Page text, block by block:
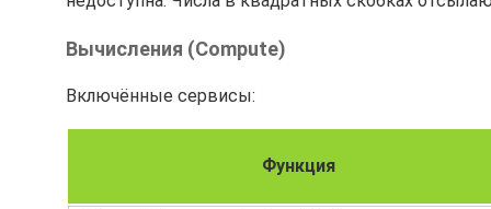
Вычисления (Compute)
Включённые сервисы:
Функция